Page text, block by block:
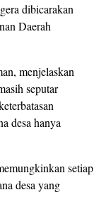
dibicarakan
Daerah
menjelaskan
seputar
desa hanya
setiap
desa yang